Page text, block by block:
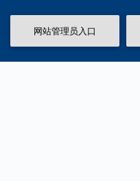
网站管理员入口